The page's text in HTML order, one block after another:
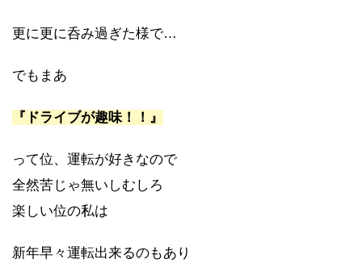
更に更に呑み過ぎた様で…
でもまあ
『ドライブが趣味！！』
って位、運転が好きなので
全然苦じゃ無いしむしろ
楽しい位の私は
新年早々運転出来るのもあり